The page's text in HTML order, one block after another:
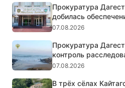
Прокуратура
добилась
07.08.2026
Прокуратура
контроль
07.08.2026
В трёх сёлах